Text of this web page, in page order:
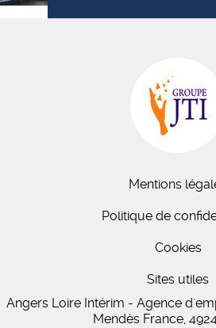
Mentions
Politique de
Cookies
Sites utiles
Angers Loire Intérim - Agence
Mendès France,